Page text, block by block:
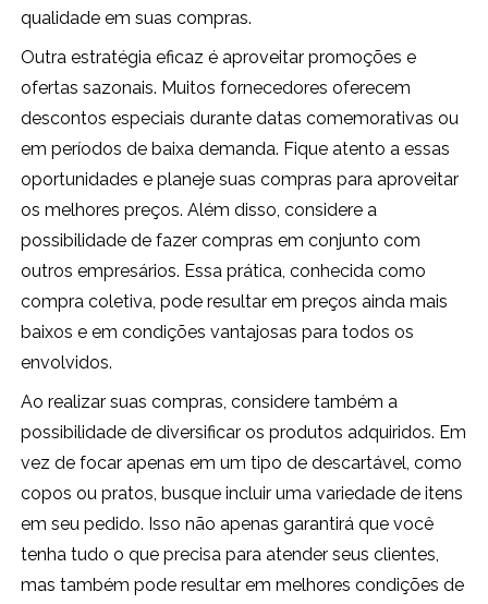
qualidade em suas compras.
Outra estratégia eficaz é aproveitar promoções e
ofertas sazonais. Muitos fornecedores oferecem
descontos especiais durante datas comemorativas ou
em períodos de baixa demanda. Fique atento a essas
oportunidades e planeje suas compras para aproveitar
os melhores preços. Além disso, considere a
possibilidade de fazer compras em conjunto com
outros empresários. Essa prática, conhecida como
compra coletiva, pode resultar em preços ainda mais
baixos e em condições vantajosas para todos os
envolvidos.
Ao realizar suas compras, considere também a
possibilidade de diversificar os produtos adquiridos. Em
vez de focar apenas em um tipo de descartável, como
copos ou pratos, busque incluir uma variedade de itens
em seu pedido. Isso não apenas garantirá que você
tenha tudo o que precisa para atender seus clientes,
mas também pode resultar em melhores condições de